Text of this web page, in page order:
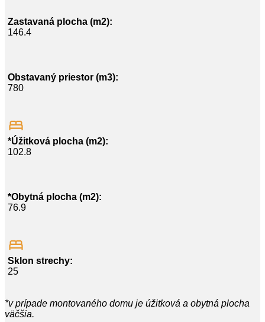
Zastavaná plocha (m2):
146.4
Obstavaný priestor (m3):
780
*Úžitková plocha (m2):
102.8
*Obytná plocha (m2):
76.9
Sklon strechy:
25
*v prípade montovaného domu je úžitková a obytná plocha
väčšia.